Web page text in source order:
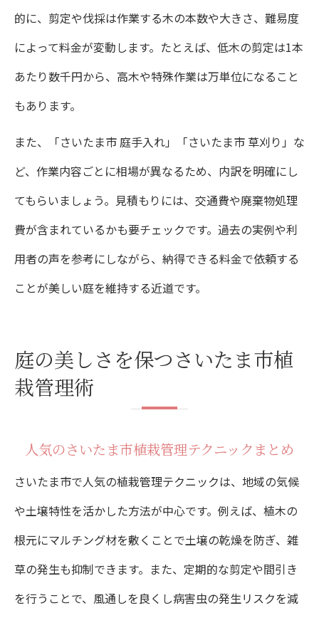
的に、剪定や伐採は作業する木の本数や大きさ、難易度
によって料金が変動します。たとえば、低木の剪定は1本
あたり数千円から、高木や特殊作業は万単位になること
もあります。
また、「さいたま市 庭手入れ」「さいたま市 草刈り」な
ど、作業内容ごとに相場が異なるため、内訳を明確にし
てもらいましょう。見積もりには、交通費や廃棄物処理
費が含まれているかも要チェックです。過去の実例や利
用者の声を参考にしながら、納得できる料金で依頼する
ことが美しい庭を維持する近道です。
庭の美しさを保つさいたま市植
栽管理術
人気のさいたま市植栽管理テクニックまとめ
さいたま市で人気の植栽管理テクニックは、地域の気候
や土壌特性を活かした方法が中心です。例えば、植木の
根元にマルチング材を敷くことで土壌の乾燥を防ぎ、雑
草の発生も抑制できます。また、定期的な剪定や間引き
を行うことで、風通しを良くし病害虫の発生リスクを減